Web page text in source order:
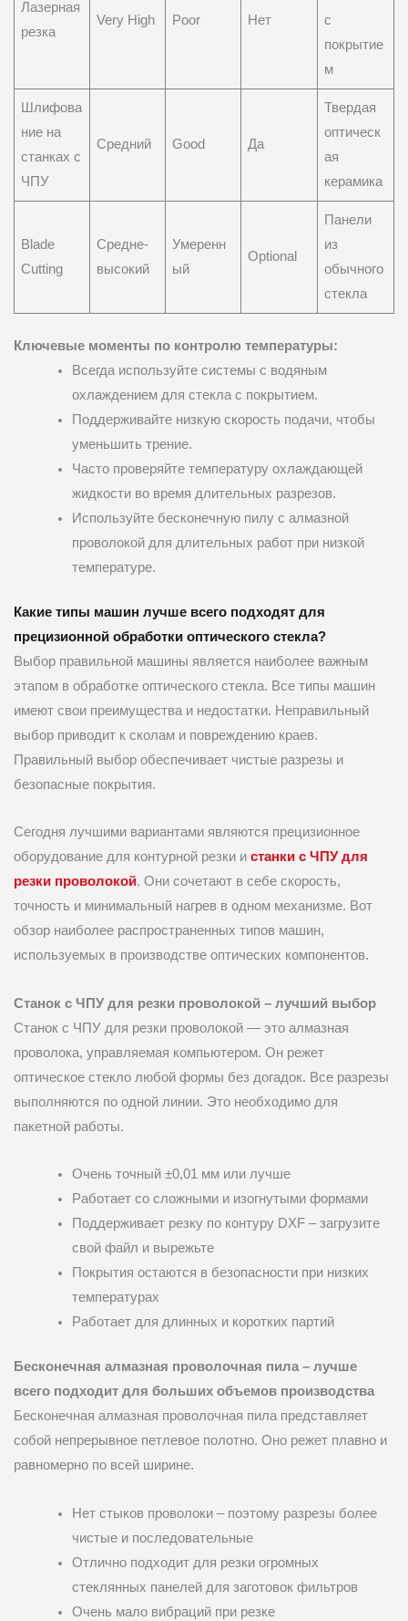
Лазерная
резка
Very High Poor Нет
с
покрытие
м
Шлифова
ние на
станках с
ЧПУ
Средний Good Да
Твердая
оптическ
ая
керамика
Blade
Cutting
Средне-
высокий
Умеренн
ый
Optional
Панели
из
обычного
стекла
Ключевые моменты по контролю температуры:
Всегда используйте системы с водяным
охлаждением для стекла с покрытием.
Поддерживайте низкую скорость подачи, чтобы
уменьшить трение.
Часто проверяйте температуру охлаждающей
жидкости во время длительных разрезов.
Используйте бесконечную пилу с алмазной
проволокой для длительных работ при низкой
температуре.
Какие типы машин лучше всего подходят для
прецизионной обработки оптического стекла?
Выбор правильной машины является наиболее важным
этапом в обработке оптического стекла. Все типы машин
имеют свои преимущества и недостатки. Неправильный
выбор приводит к сколам и повреждению краев.
Правильный выбор обеспечивает чистые разрезы и
безопасные покрытия.
Сегодня лучшими вариантами являются прецизионное
оборудование для контурной резки и станки с ЧПУ для
резки проволокой. Они сочетают в себе скорость,
точность и минимальный нагрев в одном механизме. Вот
обзор наиболее распространенных типов машин,
используемых в производстве оптических компонентов.
Станок с ЧПУ для резки проволокой – лучший выбор
Станок с ЧПУ для резки проволокой — это алмазная
проволока, управляемая компьютером. Он режет
оптическое стекло любой формы без догадок. Все разрезы
выполняются по одной линии. Это необходимо для
пакетной работы.
Очень точный ±0,01 мм или лучше
Работает со сложными и изогнутыми формами
Поддерживает резку по контуру DXF – загрузите
свой файл и вырежьте
Покрытия остаются в безопасности при низких
температурах
Работает для длинных и коротких партий
Бесконечная алмазная проволочная пила – лучше
всего подходит для больших объемов производства
Бесконечная алмазная проволочная пила представляет
собой непрерывное петлевое полотно. Оно режет плавно и
равномерно по всей ширине.
Нет стыков проволоки – поэтому разрезы более
чистые и последовательные
Отлично подходит для резки огромных
стеклянных панелей для заготовок фильтров
Очень мало вибраций при резке